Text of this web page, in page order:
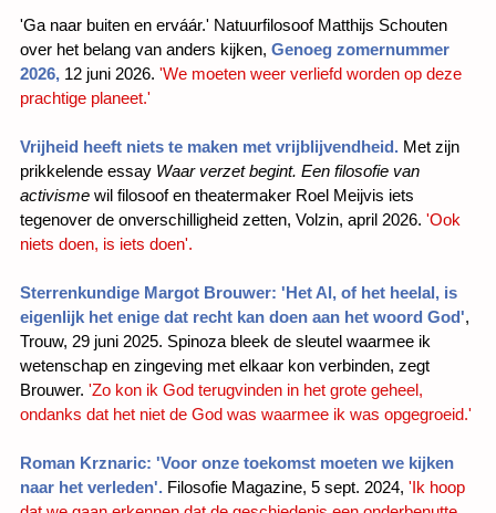
'Ga naar buiten en erváár.' Natuurfilosoof Matthijs Schouten
over het belang van anders kijken, Genoeg zomernummer
2026, 12 juni 2026. 'We moeten weer verliefd worden op deze
prachtige planeet.'
Vrijheid heeft niets te maken met vrijblijvendheid. Met zijn
prikkelende essay Waar verzet begint. Een filosofie van
activismewil filosoof en theatermaker Roel Meijvis iets
tegenover de onverschilligheid zetten, Volzin, april 2026. 'Ook
niets doen, is iets doen'.
Sterrenkundige Margot Brouwer: 'Het Al, of het heelal, is
eigenlijk het enige dat recht kan doen aan het woord God',
Trouw, 29 juni 2025. Spinoza bleek de sleutel waarmee ik
wetenschap en zingeving met elkaar kon verbinden, zegt
Brouwer. 'Zo kon ik God terugvinden in het grote geheel,
ondanks dat het niet de God was waarmee ik was opgegroeid.'
Roman Krznaric: 'Voor onze toekomst moeten we kijken
naar het verleden'.Filosofie Magazine, 5 sept. 2024, 'Ik hoop